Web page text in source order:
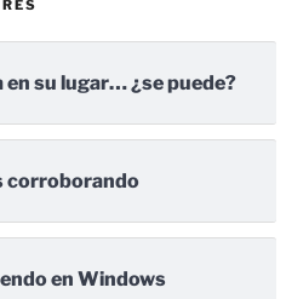
en su lugar… ¿se puede?
corroborando
en Windows